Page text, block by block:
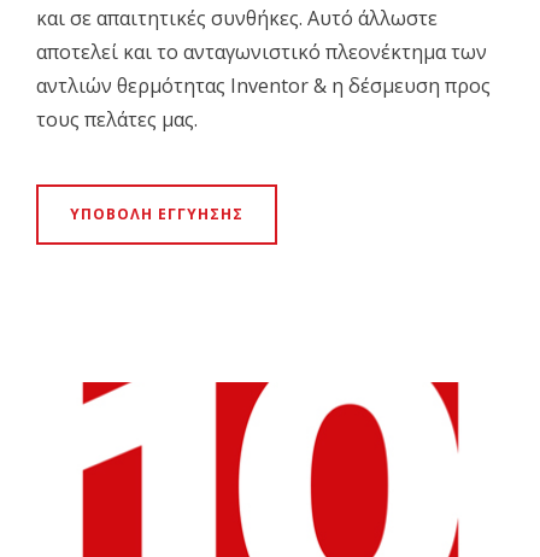
και σε απαιτητικές συνθήκες. Αυτό άλλωστε
αποτελεί και το ανταγωνιστικό πλεονέκτημα των
αντλιών θερμότητας Inventor & η δέσμευση προς
τους πελάτες μας.
ΥΠΟΒΟΛΗ ΕΓΓΥΗΣΗΣ